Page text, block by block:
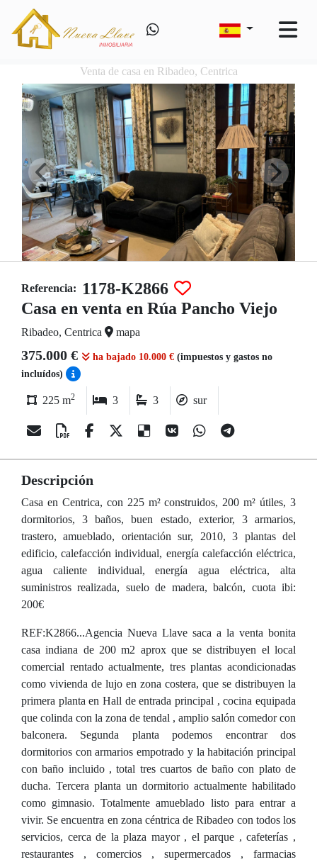
Venta de casa en Ribadeo, Centrica
Referencia:
1178-K2866
Casa en venta en Rúa Pancho Viejo
Ribadeo, Centrica mapa
375.000 € ha bajado 10.000 € (impuestos y gastos no
incluídos)
225 m2 3 3 sur
Descripción
Casa en Centrica, con 225 m² construidos, 200 m² útiles, 3
dormitorios, 3 baños, buen estado, exterior, 3 armarios,
trastero, amueblado, orientación sur, 2010, 3 plantas del
edificio, calefacción individual, energía calefacción eléctrica,
agua caliente individual, energía agua eléctrica, alta
suministros realizada, suelo de madera, balcón, cuota ibi:
200€
REF:K2866...Agencia Nueva Llave saca a la venta bonita
casa indiana de 200 m2 aprox que se distribuyen el local
comercial rentado actualmente, tres plantas acondicionadas
como vivienda de lujo en zona costera, que se distribuyen la
primera planta en Hall de entrada principal , cocina equipada
que colinda con la zona de tendal , amplio salón comedor con
balconera. Segunda planta podemos encontrar dos
dormitorios con armarios empotrado y la habitación principal
con baño incluido , total tres cuartos de baño con plato de
ducha. Tercera planta un dormitorio actualmente habilitado
como gimnasio. Totalmente amueblado listo para entrar a
vivir. Se encuentra en zona céntrica de Ribadeo con todos los
servicios, cerca de la plaza mayor , el parque , cafeterías ,
restaurantes , comercios , supermercados , farmacias